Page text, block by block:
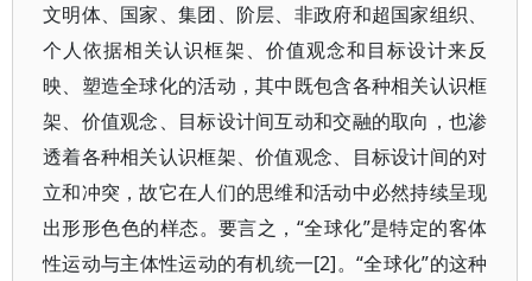
文明体、国家、集团、阶层、非政府和超国家组织、
个人依据相关认识框架、价值观念和目标设计来反
映、塑造全球化的活动，其中既包含各种相关认识框
架、价值观念、目标设计间互动和交融的取向，也渗
透着各种相关认识框架、价值观念、目标设计间的对
立和冲突，故它在人们的思维和活动中必然持续呈现
出形形色色的样态。要言之，“全球化”是特定的客体
性运动与主体性运动的有机统一[2]。“全球化”的这种